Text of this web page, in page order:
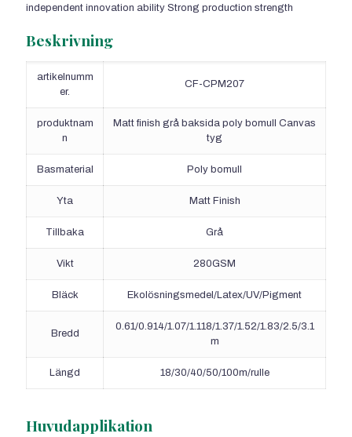
independent innovation ability Strong production strength
Beskrivning
artikelnumm
er.
CF-CPM207
produktnam
n
Matt finish grå baksida poly bomull Canvas
tyg
Basmaterial Poly bomull
Yta Matt Finish
Tillbaka Grå
Vikt 280GSM
Bläck Ekolösningsmedel/Latex/UV/Pigment
Bredd
0.61/0.914/1.07/1.118/1.37/1.52/1.83/2.5/3.1
m
Längd 18/30/40/50/100m/rulle
Huvudapplikation